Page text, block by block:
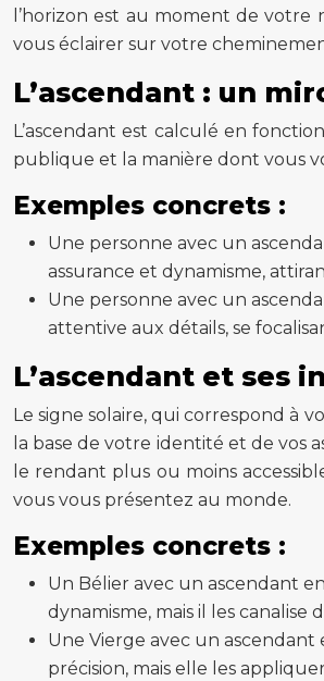
l’horizon est au moment de
vous éclairer sur votre
L’ascendant : un
L’ascendant est calculé en
publique et la manière dont vous
Exemples concrets :
Une personne avec un
assurance et dynamisme,
Une personne avec un
attentive aux détails, se
L’ascendant et ses
Le signe solaire, qui correspond à
la base de votre identité et de vos
le rendant plus ou moins
vous vous présentez au monde.
Exemples concrets :
Un Bélier avec un ascendant
dynamisme, mais il les
Une Vierge avec un ascendant
précision, mais elle les